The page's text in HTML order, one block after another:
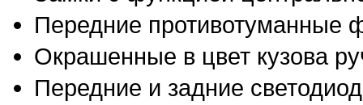
Передние противотуманные
Окрашенные в цвет кузова
Передние и задние